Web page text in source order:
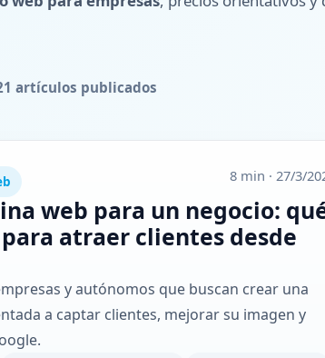
artículos publicados
8 min · 27/3/
web para un negocio:
atraer clientes desde
y autónomos que buscan crear una
a captar clientes, mejorar su imagen y